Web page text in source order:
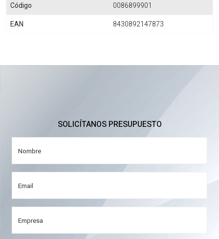
Código
0086899901
EAN
8430892147873
SOLICÍTANOS PRESUPUESTO